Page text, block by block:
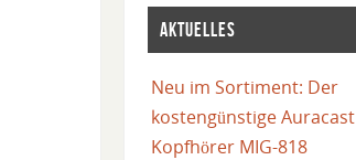
AKTUELLES
Neu im Sortiment: Der
kostengünstige Auracast
Kopfhörer MIG-818